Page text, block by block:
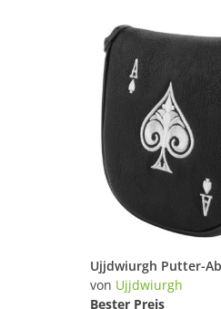
von Ujjdwiurgh
Bester Preis